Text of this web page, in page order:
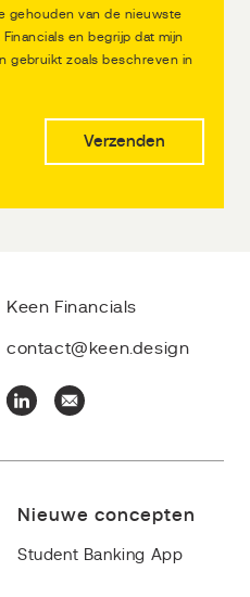
gehouden van de nieuwste
en begrijp dat mijn
gebruikt zoals beschreven in
Keen Financials
contact@keen.design
Nieuwe concepten
Student Banking App